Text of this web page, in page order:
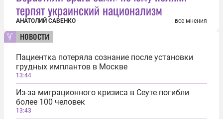
терпят украинский национализм
АНАТОЛИЙ САВЕНКО все мнения
новости
Пациентка потеряла сознание после установки
грудных имплантов в Москве
13:44
Из-за миграционного кризиса в Сеуте погибли
более 100 человек
13:43